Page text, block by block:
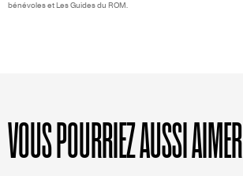
bénévoles et Les Guides du ROM.
VOUS POURRIEZ AUSSI AIMER